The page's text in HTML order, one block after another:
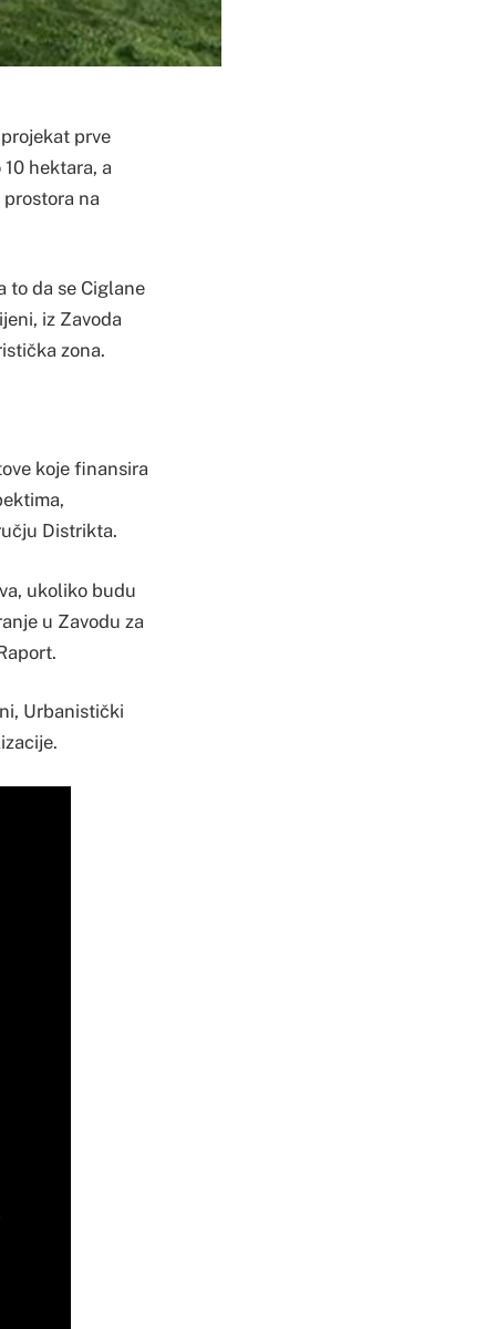
prve
hektara, a
na
to da se Ciglane
iz Zavoda
zona.
koje finansira
Distrikta.
ukoliko budu
u Zavodu za
Urbanistički